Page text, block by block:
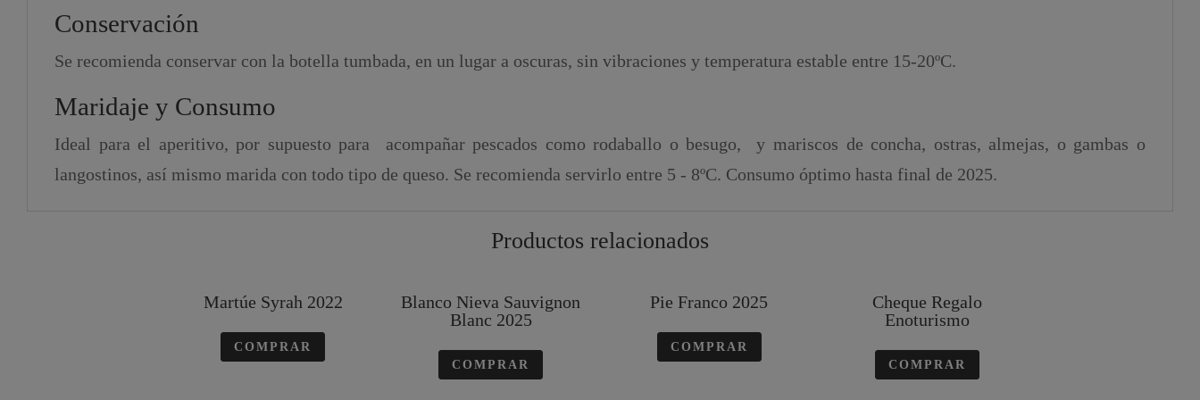
Conservación
Se recomienda conservar con la botella tumbada, en un lugar a oscuras, sin vibraciones y temperatura estable entre 15-20ºC.
Maridaje y Consumo
Ideal para el aperitivo, por supuesto para acompañar pescados como rodaballo o besugo, y mariscos de concha, ostras, almejas, o gambas o
langostinos, así mismo marida con todo tipo de queso. Se recomienda servirlo entre 5 - 8ºC. Consumo óptimo hasta final de 2025.
Productos relacionados
Martúe Syrah 2022
COMPRAR
Blanco Nieva Sauvignon
Blanc 2025
COMPRAR
Pie Franco 2025
COMPRAR
Cheque Regalo
Enoturismo
COMPRAR